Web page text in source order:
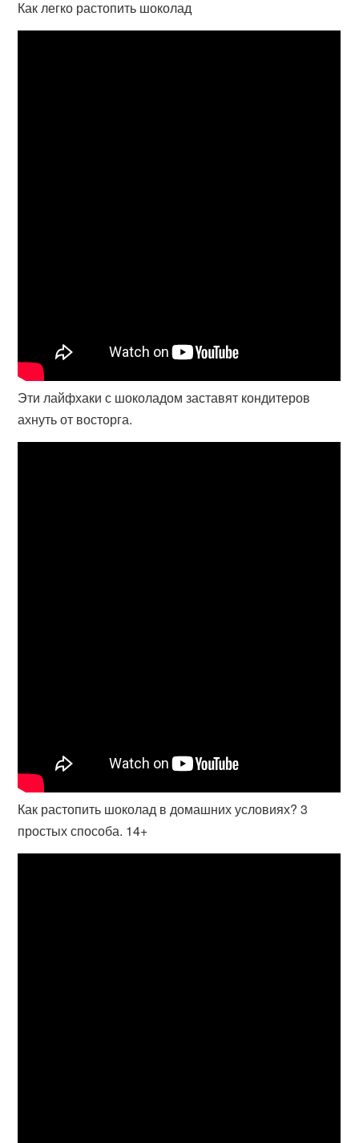
Как легко растопить шоколад
Эти лайфхаки с шоколадом заставят кондитеров
ахнуть от восторга.
Как растопить шоколад в домашних условиях? 3
простых способа. 14+